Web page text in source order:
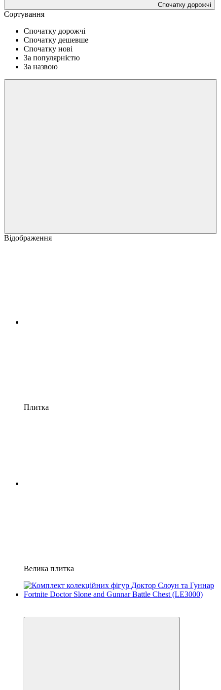
Спочатку дорожчі
Сортування
Спочатку дорожчі
Спочатку дешевше
Спочатку нові
За популярністю
За назвою
Відображення
Плитка
Велика плитка